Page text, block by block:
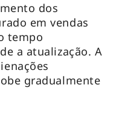
dos
em vendas
tempo
a atualização. A
gradualmente